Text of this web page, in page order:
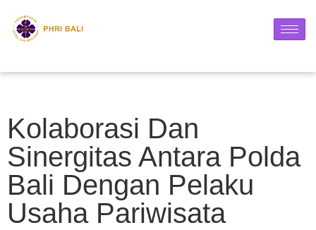
Kolaborasi Dan
Sinergitas Antara Polda
Bali Dengan Pelaku
Usaha Pariwisata